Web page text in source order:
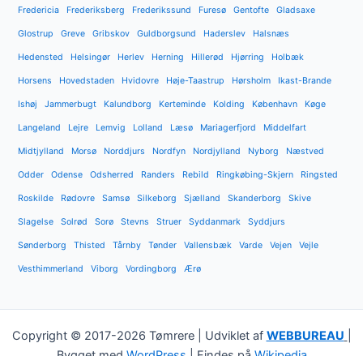
Fredericia Frederiksberg Frederikssund Furesø Gentofte Gladsaxe
Glostrup Greve Gribskov Guldborgsund Haderslev Halsnæs
Hedensted Helsingør Herlev Herning Hillerød Hjørring Holbæk
Horsens Hovedstaden Hvidovre Høje-Taastrup Hørsholm Ikast-Brande
Ishøj Jammerbugt Kalundborg Kerteminde Kolding København Køge
Langeland Lejre Lemvig Lolland Læsø Mariagerfjord Middelfart
Midtjylland Morsø Norddjurs Nordfyn Nordjylland Nyborg Næstved
Odder Odense Odsherred Randers Rebild Ringkøbing-Skjern Ringsted
Roskilde Rødovre Samsø Silkeborg Sjælland Skanderborg Skive
Slagelse Solrød Sorø Stevns Struer Syddanmark Syddjurs
Sønderborg Thisted Tårnby Tønder Vallensbæk Varde Vejen Vejle
Vesthimmerland Viborg Vordingborg Ærø
Copyright © 2017-2026 Tømrere | Udviklet af WEBBUREAU